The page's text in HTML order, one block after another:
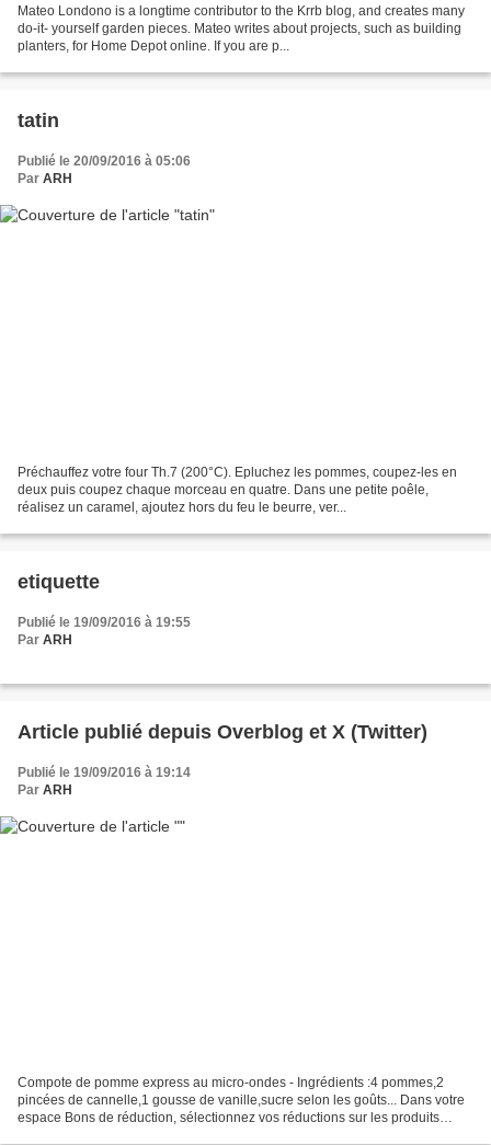
Mateo Londono is a longtime contributor to the Krrb blog, and creates many
do-it- yourself garden pieces. Mateo writes about projects, such as building
planters, for Home Depot online. If you are p...
tatin
Publié le 20/09/2016 à 05:06
Par ARH
Préchauffez votre four Th.7 (200°C). Epluchez les pommes, coupez-les en
deux puis coupez chaque morceau en quatre. Dans une petite poêle,
réalisez un caramel, ajoutez hors du feu le beurre, ver...
etiquette
Publié le 19/09/2016 à 19:55
Par ARH
Article publié depuis Overblog et X (Twitter)
Publié le 19/09/2016 à 19:14
Par ARH
Compote de pomme express au micro-ondes - Ingrédients :4 pommes,2
pincées de cannelle,1 gousse de vanille,sucre selon les goûts... Dans votre
espace Bons de réduction, sélectionnez vos réductions sur les produits